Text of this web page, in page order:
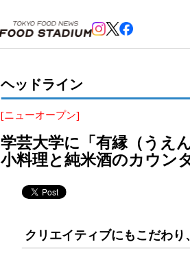
ヘッドライン
[ニューオープン]
学芸大学に「有縁（うえ
小料理と純米酒のカウン
クリエイティブにもこだわ